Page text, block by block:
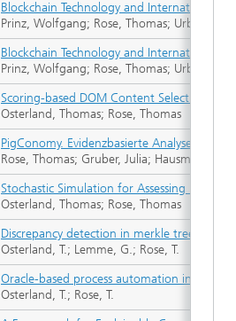
Blockchain Technology and International
Prinz, Wolfgang; Rose, Thomas; Urbach, Nils
Blockchain Technology and International
Prinz, Wolfgang; Rose, Thomas; Urbach, Nils
Scoring-based DOM Content Selection with
Osterland, Thomas; Rose, Thomas
PigConomy. Evidenzbasierte Analyse von
Rose, Thomas; Gruber, Julia; Hausmann,
Stochastic Simulation for Assessing DLT
Osterland, Thomas; Rose, Thomas
Discrepancy detection in merkle tree-based
Osterland, T.; Lemme, G.; Rose, T.
Oracle-based process automation in DLT
Osterland, T.; Rose, T.